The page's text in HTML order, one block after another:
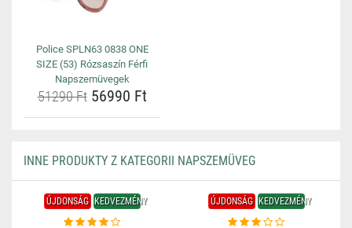
Police SPLN63 0838 ONE
SIZE (53) Rózsaszín Férfi
Napszemüvegek
51290 Ft56990 Ft
INNE PRODUKTY Z KATEGORII NAPSZEMÜVEG
ÚJDONSÁG KEDVEZMÉNY ÚJDONSÁG KEDVEZMÉNY